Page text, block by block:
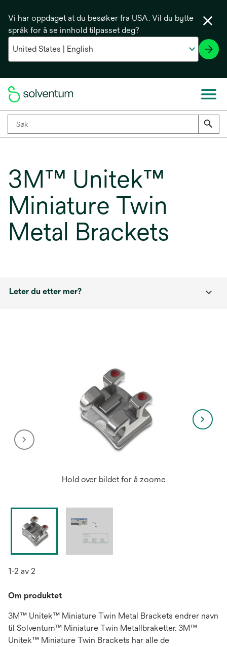
Vi har oppdaget at du besøker fra USA. Vil du bytte
språk for å se innhold tilpasset deg?
3M™ Unitek™
Miniature Twin
Metal Brackets
Leter du etter mer?
Hold over bildet for å zoome
1-2 av 2
Om produktet
3M™ Unitek™ Miniature Twin Metal Brackets endrer navn
til Solventum™ Miniature Twin Metallbraketter. 3M™
Unitek™ Miniature Twin Brackets har alle de